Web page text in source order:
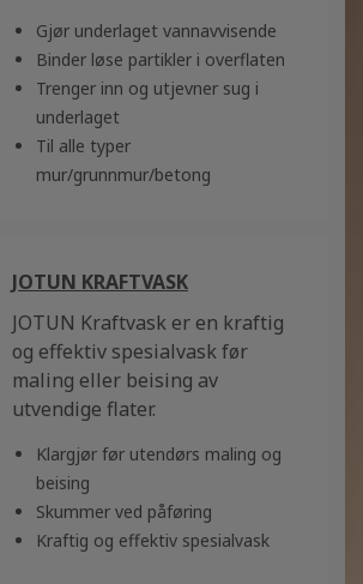
Gjør underlaget vannavvisende
Binder løse partikler i overflaten
Trenger inn og utjevner sug i
underlaget
Til alle typer
mur/grunnmur/betong
JOTUN KRAFTVASK
JOTUN Kraftvask er en kraftig
og effektiv spesialvask før
maling eller beising av
utvendige flater.
Klargjør før utendørs maling og
beising
Skummer ved påføring
Kraftig og effektiv spesialvask